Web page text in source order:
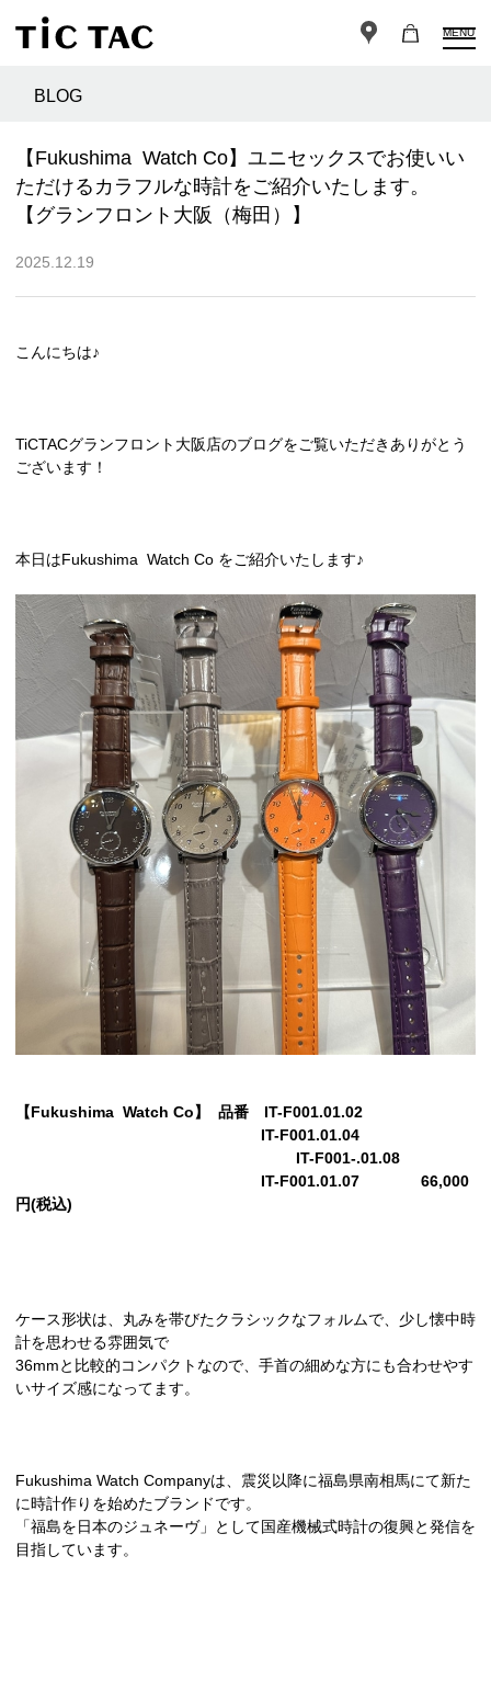
MENU
BLOG
【Fukushima Watch Co】ユニセックスでお使いい
ただけるカラフルな時計をご紹介いたします。
【グランフロント大阪（梅田）】
2025.12.19
こんにちは♪
TiCTACグランフロント大阪店のブログをご覧いただきありがとう
ございます！
本日はFukushima Watch Co をご紹介いたします♪
【Fukushima Watch Co】 品番 IT-F001.01.02
IT-F001.01.04
IT-F001-.01.08
IT-F001.01.07 66,000
円(税込)
ケース形状は、丸みを帯びたクラシックなフォルムで、少し懐中時
計を思わせる雰囲気で
36mmと比較的コンパクトなので、手首の細めな方にも合わせやす
いサイズ感になってます。
Fukushima Watch Companyは、震災以降に福島県南相馬にて新た
に時計作りを始めたブランドです。
「福島を日本のジュネーヴ」として国産機械式時計の復興と発信を
目指しています。